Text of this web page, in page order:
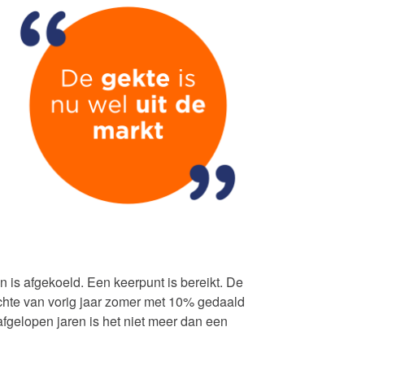
is afgekoeld. Een keerpunt is bereikt. De
van vorig jaar zomer met 10% gedaald
jaren is het niet meer dan een